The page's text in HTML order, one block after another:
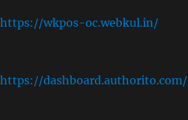
https://wkpos-oc.webkul.in/
https://dashboard.authorito.com/